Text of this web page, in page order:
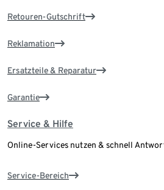
Retouren-Gutschrift
Reklamation
Ersatzteile & Reparatur
Garantie
Service & Hilfe
Online-Services nutzen & schnell
Service-Bereich